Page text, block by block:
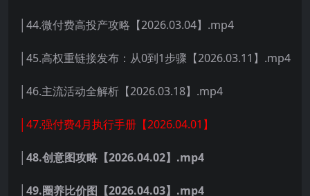
│44.微付费高投产攻略【2026.03.04】.mp4
│45.高权重链接发布：从0到1步骤【2026.03.11】.mp4
│46.主流活动全解析【2026.03.18】.mp4
│47.强付费4月执行手册【2026.04.01】
│48.创意图攻略【2026.04.02】.mp4
│49.圈养比价图【2026.04.03】.mp4